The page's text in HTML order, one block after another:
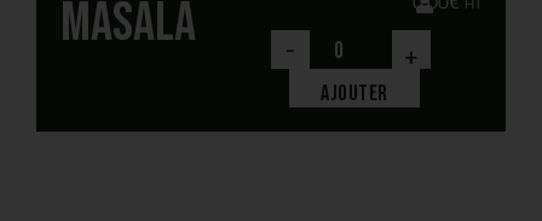
masala - +
Ajouter